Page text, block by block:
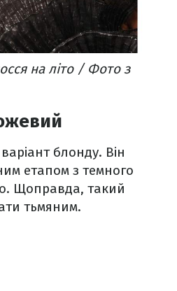
на літо / Фото з
блонду. Він
етапом з темного
Щоправда, такий
тьмяним.